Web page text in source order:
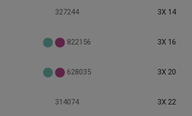
327244 3X 14
822156 3X 16
628035 3X 20
314074 3X 22